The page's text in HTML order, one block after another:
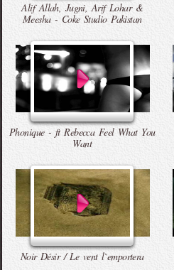
Alif Allah, Jugni, Arif Lohar &
Meesha - Coke Studio Pakistan
Phonique - ft Rebecca Feel What You
Want
Noir Désir / Le vent l`emportera